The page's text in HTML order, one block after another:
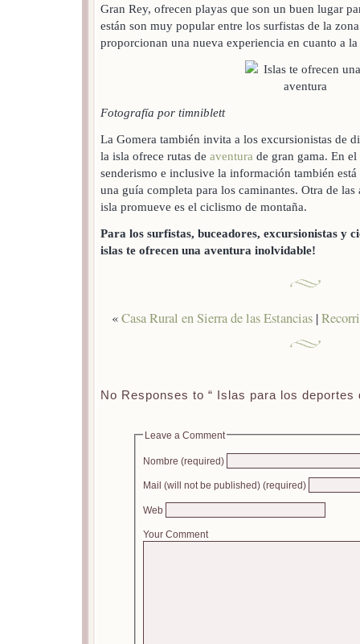
Gran Rey, ofrecen playas que son un buen lugar
están son muy popular entre los surfistas de la
proporcionan una nueva experiencia en cuanto a
Fotografía por timniblett
La Gomera también invita a los excursionistas de
la isla ofrece rutas de aventura de gran gama. En
senderismo e inclusive la información también
una guía completa para los caminantes. Otra de
isla promueve es el ciclismo de montaña.
Para los surfistas, buceadores, excursionistas y
islas te ofrecen una aventura inolvidable!
«Casa Rural en Sierra de las Estancias |
No Responses to “ Islas para los deportes
Leave a Comment
Nombre (required)
Mail (will not be published) (required)
Web
Your Comment